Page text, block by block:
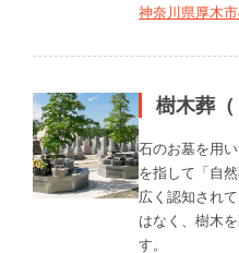
神奈川県厚木
樹木葬（
石のお墓を用
を指して「自
広く認知され
はなく、樹木
す。